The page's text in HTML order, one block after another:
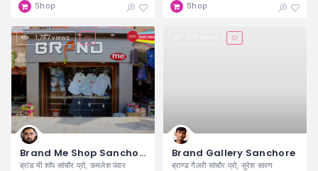
Shop Shop
1,797 views
Brand Me Shop Sanchore
ब्रांड मी शॉप सांचौर प्रो, कमलेश पंवार
Brand Gallery Sanchore
ब्राण्ड गैलरी सांचौर प्रो, सुरेश सारण